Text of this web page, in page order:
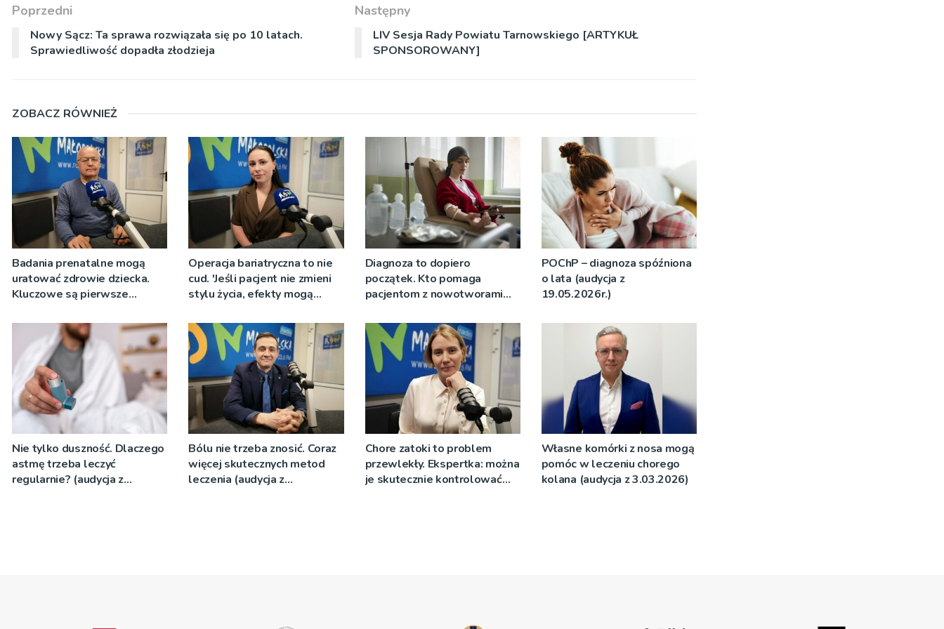
Poprzedni
Nowy Sącz: Ta sprawa rozwiązała się po 10 latach.
Sprawiedliwość dopadła złodzieja
Następny
LIV Sesja Rady Powiatu Tarnowskiego [ARTYKUŁ
SPONSOROWANY]
ZOBACZ RÓWNIEŻ
Badania prenatalne mogą
uratować zdrowie dziecka.
Kluczowe są pierwsze
16.06.2026r.)
Operacja bariatryczna to nie
cud. 'Jeśli pacjent nie zmieni
stylu życia, efekty mogą
(audycja z 9.06.2026r.)
Diagnoza to dopiero
początek. Kto pomaga
pacjentom z nowotworami
POChP – diagnoza spóźniona
o lata (audycja z
19.05.2026r.)
Nie tylko duszność. Dlaczego
astmę trzeba leczyć
regularnie? (audycja z
Bólu nie trzeba znosić. Coraz
więcej skutecznych metod
leczenia (audycja z
Chore zatoki to problem
przewlekły. Ekspertka: można
je skutecznie kontrolować
Własne komórki z nosa mogą
pomóc w leczeniu chorego
kolana (audycja z 3.03.2026)